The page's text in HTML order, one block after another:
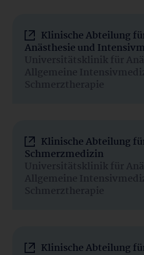
Klinische Abteilung
Anästhesie und
Universitätsklinik für
Allgemeine
Schmerztherapie
Klinische Abteilung
Schmerzmedizin
Universitätsklinik für
Allgemeine
Schmerztherapie
Klinische Abteilung